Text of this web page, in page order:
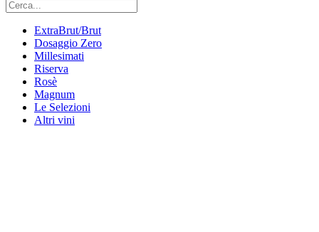
ExtraBrut/Brut
Dosaggio Zero
Millesimati
Riserva
Rosè
Magnum
Le Selezioni
Altri vini